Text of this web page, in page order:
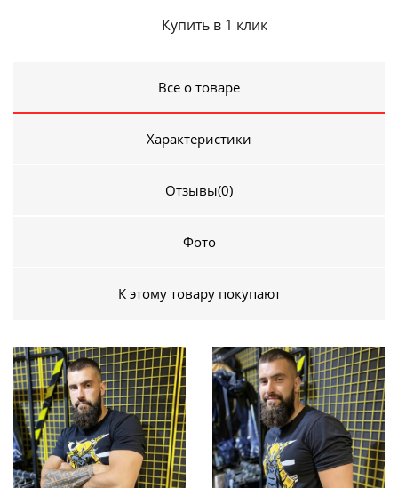
Купить в 1 клик
Все о товаре
Характеристики
Отзывы(0)
Фото
К этому товару покупают